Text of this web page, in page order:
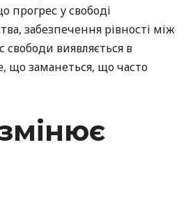
прогрес у свободі
забезпечення рівності між
свободи виявляється в
що заманеться, що часто